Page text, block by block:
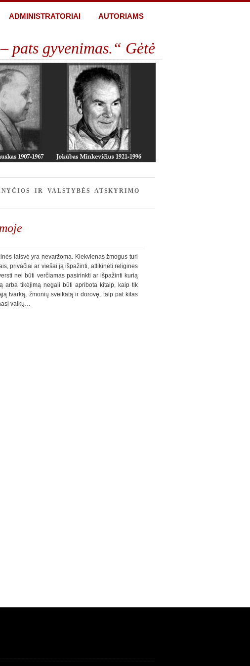
ADMINISTRATORIAI AUTORIAMS
pats gyvenimas.“ Gėtė
IR VALSTYBĖS ATSKYRIMO
laisvė yra nevaržoma. Kiekvienas žmogus turi
privačiai ar viešai ją išpažinti, atlikinėti religines
nei būti verčiamas pasirinkti ar išpažinti kurią
arba tikėjimą negali būti apribota kitaip, kaip tik
tvarką, žmonių sveikatą ir dorovę, taip pat kitas
vaikų…